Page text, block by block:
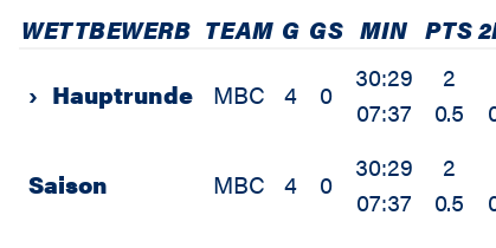
WETTBEWERB TEAM G GS MIN PTS
› Hauptrunde MBC 4 0
30:29
07:37
2
0.5
Saison MBC 4 0
30:29
07:37
2
0.5